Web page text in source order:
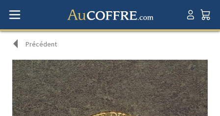
Précédent